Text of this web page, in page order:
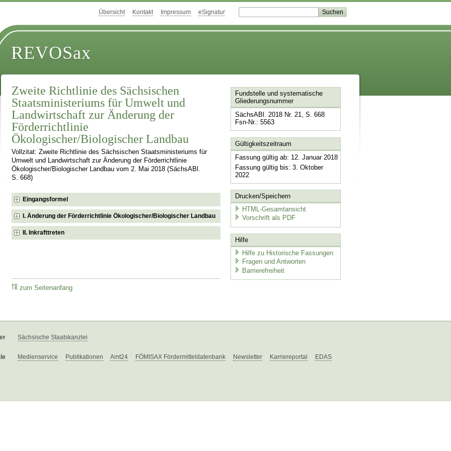
Übersicht Kontakt Impressum eSignatur
REVOSax
Zweite Richtlinie des Sächsischen
Staatsministeriums für Umwelt und
Landwirtschaft zur Änderung der
Förderrichtlinie
Ökologischer/Biologischer Landbau
Vollzitat: Zweite Richtlinie des Sächsischen Staatsministeriums für
Umwelt und Landwirtschaft zur Änderung der Förderrichtlinie
Ökologischer/Biologischer Landbau vom 2. Mai 2018 (SächsABl.
S. 668)
Eingangsformel
I. Änderung der Förderrichtlinie Ökologischer/Biologischer Landbau
II. Inkrafttreten
zum Seitenanfang
Fundstelle und systematische
Gliederungsnummer
SächsABl. 2018 Nr. 21, S. 668
Fsn-Nr.: 5563
Gültigkeitszeitraum
Fassung gültig ab: 12. Januar 2018
Fassung gültig bis: 3. Oktober
2022
Drucken/Speichern
HTML-Gesamtansicht
Vorschrift als PDF
Hilfe
Hilfe zu Historische Fassungen
Fragen und Antworten
Barrierefreiheit
Sächsische Staatskanzlei
Medienservice Publikationen Amt24 FÖMISAX Fördermitteldatenbank Newsletter Karriereportal EDAS